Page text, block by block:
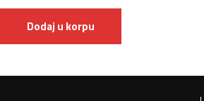
Dodaj u korpu